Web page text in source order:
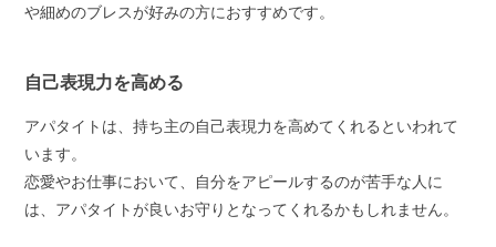
や細めのブレスが好みの方におすすめです。
自己表現力を高める
アパタイトは、持ち主の自己表現力を高めてくれるといわれて
います。
恋愛やお仕事において、自分をアピールするのが苦手な人に
は、アパタイトが良いお守りとなってくれるかもしれません。